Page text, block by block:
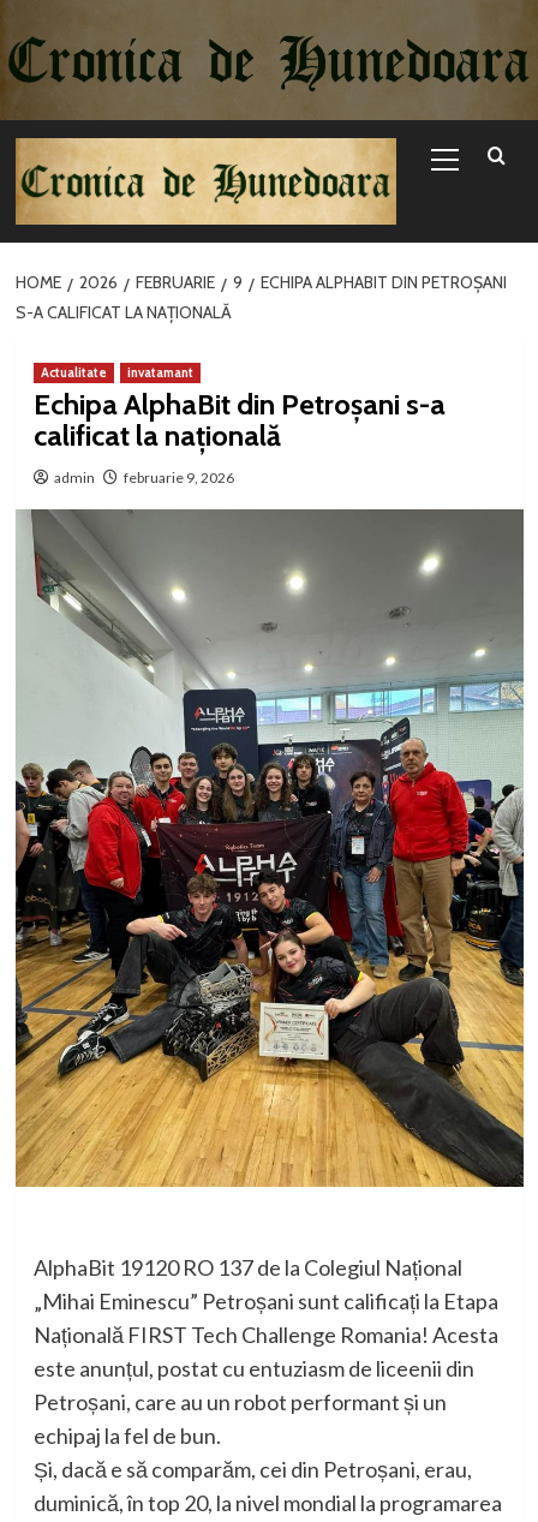
la
conținut
Menu
HOME 2026 FEBRUARIE 9
ECHIPA ALPHABIT DIN PETROȘANI
S-A CALIFICAT LA NAȚIONALĂ
Actualitate invatamant
Echipa AlphaBit din Petroșani s-a
calificat la națională
admin februarie 9, 2026
AlphaBit 19120 RO 137 de la Colegiul Național
„Mihai Eminescu” Petroșani sunt calificați la Etapa
Națională FIRST Tech Challenge Romania! Acesta
este anunțul, postat cu entuziasm de liceenii din
Petroșani, care au un robot performant și un
echipaj la fel de bun.
Și, dacă e să comparăm, cei din Petroșani, erau,
duminică, în top 20, la nivel mondial la programarea